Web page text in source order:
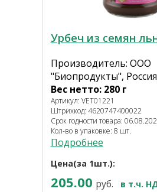
Урбеч из семян
Производитель: ООО
"Биопродукты", Россия
Вес нетто: 280 г
Артикул: VET01221
Штрихкод: 4620747400022
Срок годности товара:
Кол-во в упаковке: 8 шт.
Подробнее
Цена(за 1шт.):
205.00 руб. в т.ч.